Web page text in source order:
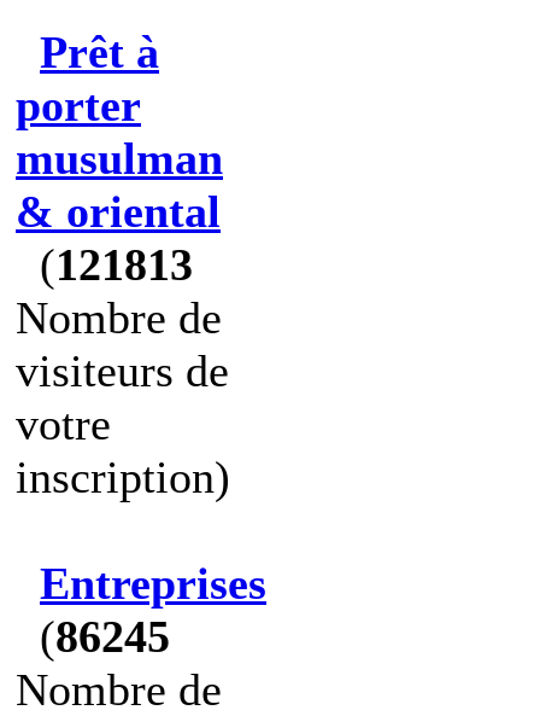
Prêt à
porter
musulman
& oriental
(121813
Nombre de
visiteurs de
votre
inscription)
Entreprises
(86245
Nombre de